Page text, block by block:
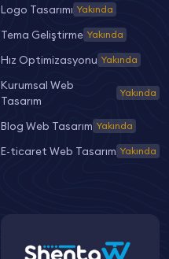
Logo Tasarımı Yakında
Tema Geliştirme Yakında
Hız Optimizasyonu Yakında
Kurumsal Web
Tasarım
Yakında
Blog Web Tasarım Yakında
E-ticaret Web Tasarım Yakında